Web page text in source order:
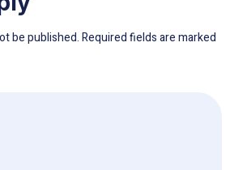
be published.Required fields are marked